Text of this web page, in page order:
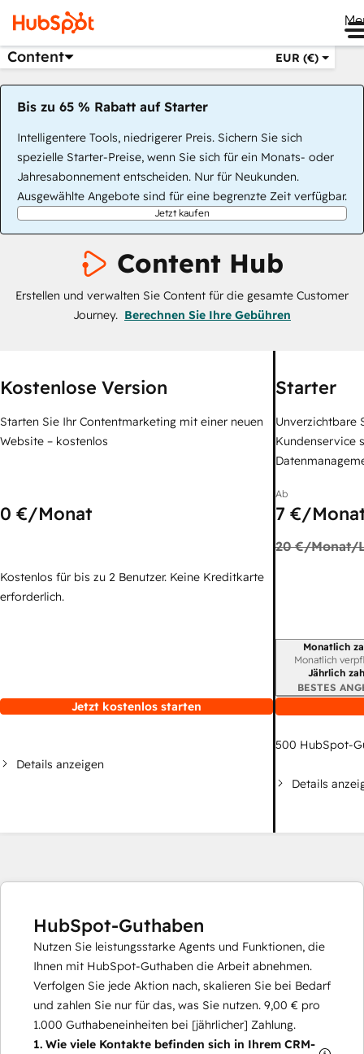
Content EUR (€)
Bis zu 65 % Rabatt auf Starter
Intelligentere Tools, niedrigerer Preis. Sichern Sie sich
spezielle Starter-Preise, wenn Sie sich für ein Monats- oder
Jahresabonnement entscheiden. Nur für Neukunden.
Ausgewählte Angebote sind für eine begrenzte Zeit verfügbar.
Jetzt kaufen
Content Hub
Erstellen und verwalten Sie Content für die gesamte Customer
Journey. Berechnen Sie Ihre Gebühren
Kostenlose Version
Starten Sie Ihr Contentmarketing mit einer neuen
Website – kostenlos
0 €/Monat
Kostenlos für bis zu 2 Benutzer. Keine Kreditkarte
erforderlich.
Jetzt kostenlos starten
Details anzeigen
Starter
Unverzichtbare
Kundenservice
Ab
7 €/
20 €/Monat/
Monatlich
Monatlich
Jährlich
BESTES
500 HubSpot-
Details
HubSpot-Guthaben
Nutzen Sie leistungsstarke Agents und Funktionen, die
Ihnen mit HubSpot-Guthaben die Arbeit abnehmen.
Verfolgen Sie jede Aktion nach, skalieren Sie bei Bedarf
und zahlen Sie nur für das, was Sie nutzen. 9,00 € pro
1.000 Guthabeneinheiten bei [jährlicher] Zahlung.
1. Wie viele Kontakte befinden sich in Ihrem CRM-